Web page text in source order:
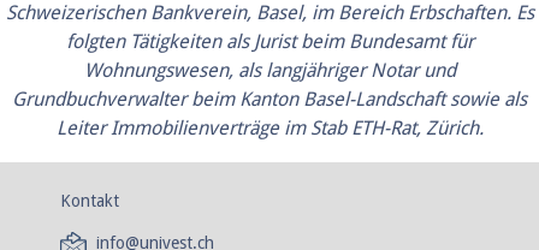
Schweizerischen Bankverein, Basel, im Bereich Erbschaften. Es
folgten Tätigkeiten als Jurist beim Bundesamt für
Wohnungswesen, als langjähriger Notar und
Grundbuchverwalter beim Kanton Basel-Landschaft sowie als
Leiter Immobilienverträge im Stab ETH-Rat, Zürich.
Kontakt
info@univest.ch